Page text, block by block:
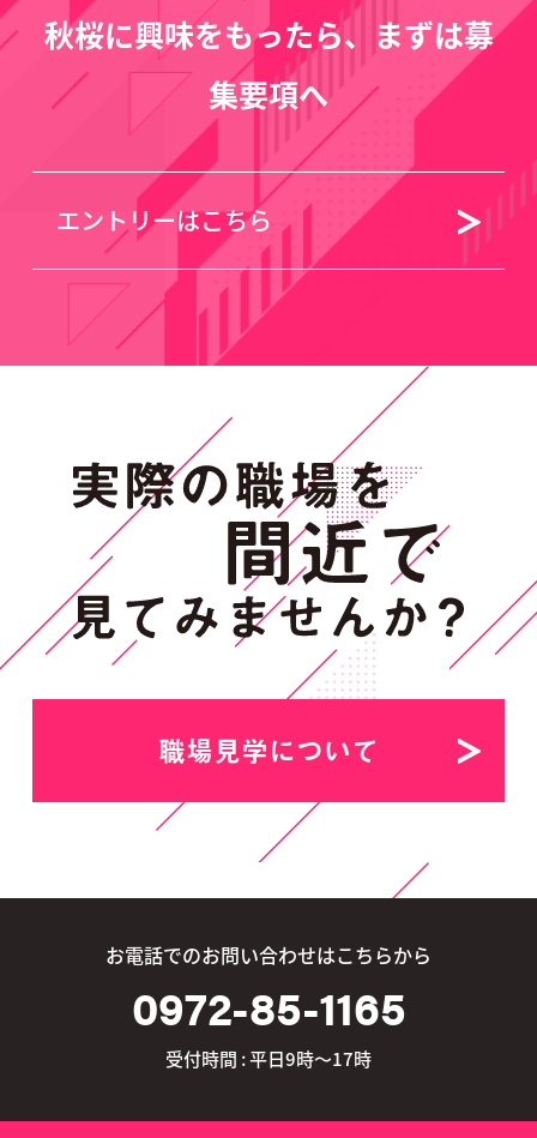
秋桜に興味をもったら、まずは募
集要項へ
エントリーはこちら
職場見学について
お電話でのお問い合わせはこちらから
0972-85-1165
受付時間 : 平日9時～17時